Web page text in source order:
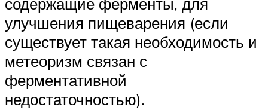
содержащие ферменты, для
улучшения пищеварения (если
существует такая необходимость и
метеоризм связан с
ферментативной
недостаточностью).